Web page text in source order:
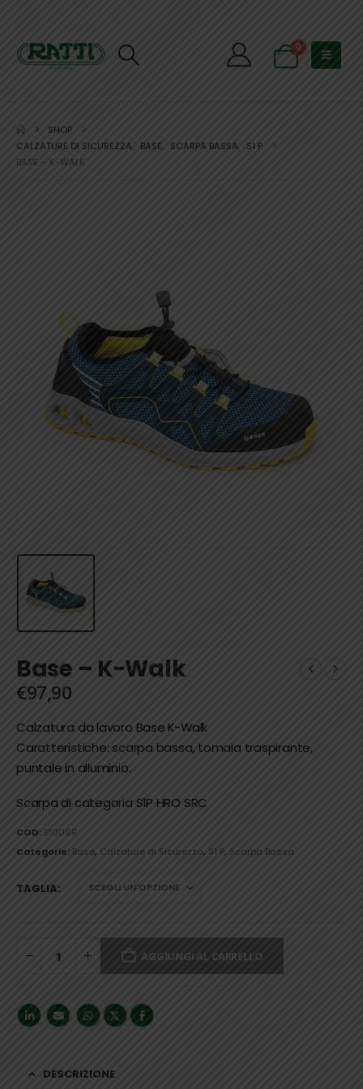
0
SHOP
CALZATURE DI SICUREZZA, BASE, SCARPA BASSA
S1 P
BASE – K-WALK
Base – K-Walk
€97,90
Calzatura da lavoro Base K-Walk
Caratteristiche: scarpa bassa, tomaia traspirante,
puntale in alluminio.
Scarpa di categoria S1P HRO SRC
COD: B1006B
Categorie: Base, Calzature di Sicurezza, S1 P, Scarpa Bassa
TAGLIA
AGGIUNGI AL CARRELLO
DESCRIZIONE